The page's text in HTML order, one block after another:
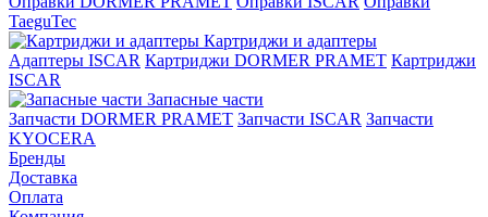
TaeguTec
Картриджи и адаптеры
Адаптеры ISCAR Картриджи DORMER PRAMET Картриджи
ISCAR
Запасные части
Запчасти DORMER PRAMET Запчасти ISCAR Запчасти
KYOCERA
Бренды
Доставка
Оплата